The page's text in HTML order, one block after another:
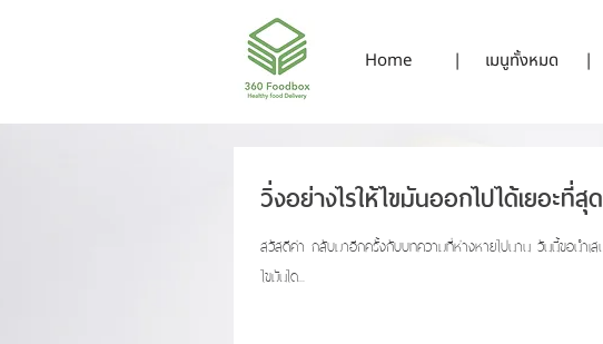
Home | เมนูทั้งหมด |
วิ่งอย่างไรให้ไขมันออกไปได้เยอะที่สุด
สวัสดีค่า กลับมาอีกครั้งกับบทความที่ห่างหายไปนาน วันนี้ขอนำเสนอ Heart rate zone โซนของคนอยากผอม ก่อนที่จะรู้ว่าวิ่งโซนไหนแล้วจะลด
ไขมันได...